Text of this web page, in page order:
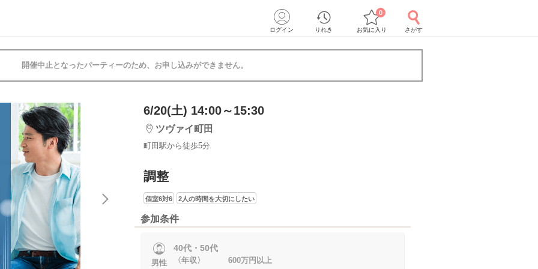
ログイン りれき お気に入り
0
さがす
開催中止となったパーティーのため、お申し込みができません。
6/20(土) 14:00～15:30
ツヴァイ町田
町田駅から徒歩5分
調整
個室6対6 2人の時間を大切にしたい
参加条件
男性
40代・50代
〈年収〉 600万円以上